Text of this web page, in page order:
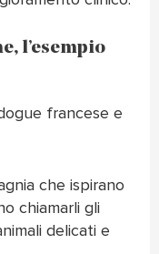
l’esempio
francese e
che ispirano
chiamarli gli
delicati e